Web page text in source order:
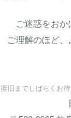
ご迷惑をおか
ご理解のほど、
復旧までしばらくお